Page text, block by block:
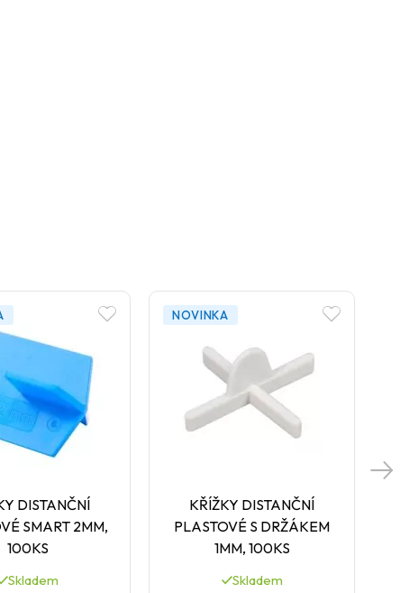
DISTANČNÍ
SMART 2MM,
100KS
Skladem
NOVINKA
KŘÍŽKY DISTANČNÍ
PLASTOVÉ S DRŽÁKEM
1MM, 100KS
Skladem